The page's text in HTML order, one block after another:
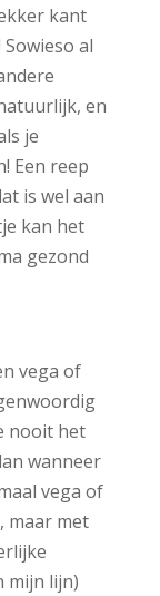
kant
al
en
je
Een reep
is wel aan
kan het
gezond
vega of
nooit het
wanneer
vega of
maar met
mijn lijn)